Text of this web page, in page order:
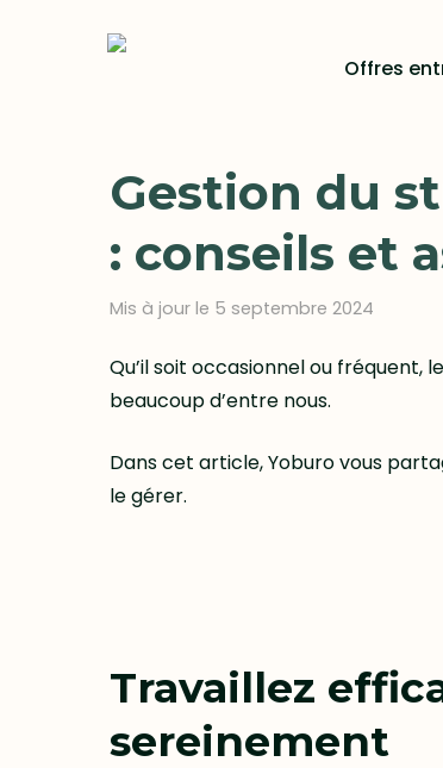
Offres
Gestion du
: conseils et
Mis à jour le 5 septembre 2024
Qu’il soit occasionnel ou fréquent,
beaucoup d’entre nous.
Dans cet article, Yoburo vous
le gérer.
Travaillez
sereinement